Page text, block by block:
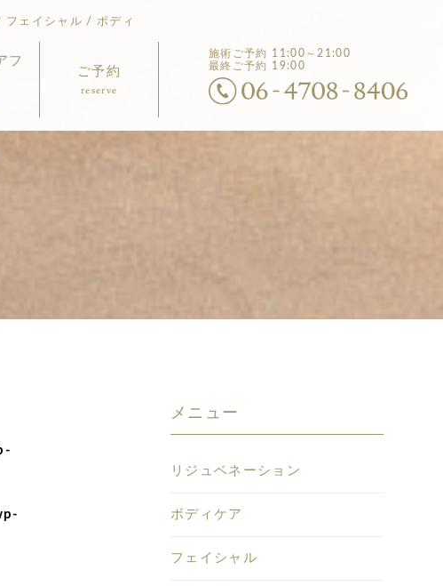
フェイシャル / ボディ
フ
ご予約
reserve
施術ご予約
11:00～21:00
最終ご予約 19:00
メニュー
リジュベネーション
ボディケア
フェイシャル